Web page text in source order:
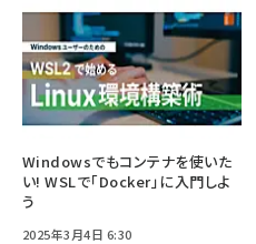
Windowsでもコンテナを使いた
い! WSLで「Docker」に入門しよ
う
2025年3月4日 6:30